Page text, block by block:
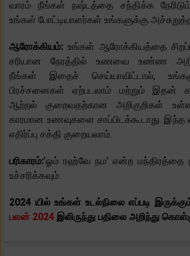
வாரம் நீங்கள் நஷ்டத்தை சந்திக்க
உங்கள் போட்டியாளர்கள் உங்களுக்கு
ஆரோக்கியம்: உங்கள் ஆரோக்கியத்தை
சரியான நேரத்தில் உணவை உண்ண
நீங்கள் இதைச் செய்யாவிட்டால்,
பிரச்சனைகள் ஏற்படலாம் மற்றும் இதன்
ஆற்றல் குறைவதற்கான அறிகுறிகள்
காரமான உணவுகளை சாப்பிடக்கூடாது.
எதிர்ப்பு சக்தி குறையலாம்.
பரிகாரம்:'ஓம் ரஹ்வே நம' என்ற மந்திரத்தை
உச்சரிக்கவும்.
2024 யில் உங்கள் உடல்நிலை எப்படி
பலன் 2024 இலிருந்து பதிலை அறிந்து